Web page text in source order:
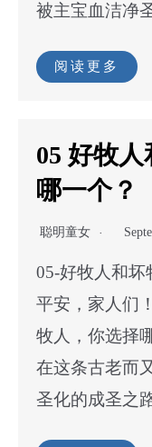
被主宝血洁净
阅读更多
05 好牧
哪一个？
聪明童女
05-好牧人和坏
平安，家人们
牧人，你选择
在这条古老而
圣化的成圣之